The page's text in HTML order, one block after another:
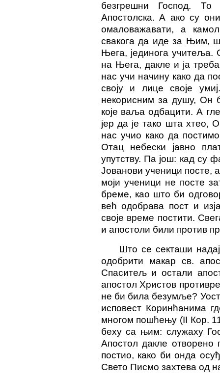
безгрешни Господ.
Апостолска. А ако су
омаловажавати, а
свакога да иде за Њим,
Њега, јединога учитеља.
на Њега, дакле и ја
нас учи начину како да
своју и лице своје
некорисним за душу, Он
које ваља одбацити. А
јер да је тако шта хтео,
нас учио како да
Отац небески јавно
упутству. Па још: кад су
Јованови ученици посте,
моји ученици не посте
бреме, као што би
већ одобрава пост и
своје време постити.
и апостоли били против
Што се секташи
одобрити макар св.
Спаситељ и остали
апостол Христов
не би била безумље?
исповест Коринћанима
многом пошћењу (II Кор.
беху са њим: служаху
Апостол дакле отворено
постио, како би онда
Свето Писмо захтева од